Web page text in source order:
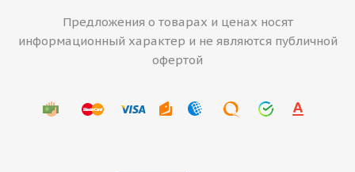
Предложения о товарах и ценах носят
информационный характер и не являются публичной
офертой